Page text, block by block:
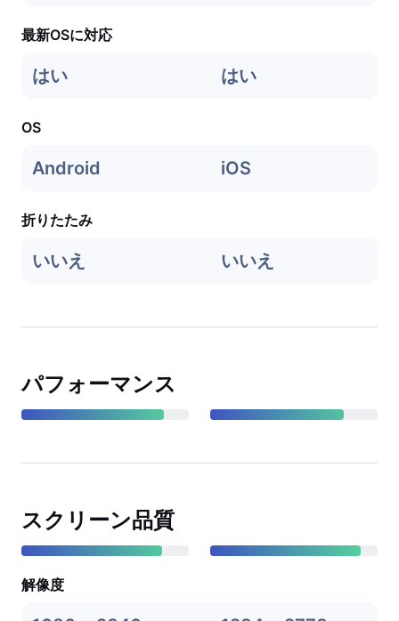
最新OSに対応
はい はい
OS
Android iOS
折りたたみ
いいえ いいえ
パフォーマンス
スクリーン品質
解像度